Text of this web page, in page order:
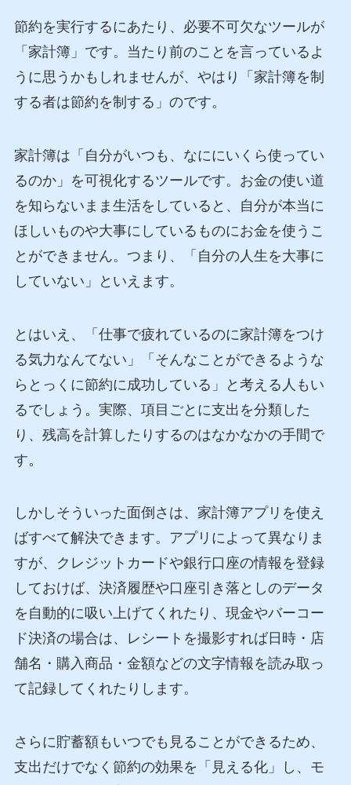
節約を実行するにあたり、必要不可欠なツールが
「家計簿」です。当たり前のことを言っているよ
うに思うかもしれませんが、やはり「家計簿を制
する者は節約を制する」のです。
家計簿は「自分がいつも、なににいくら使ってい
るのか」を可視化するツールです。お金の使い道
を知らないまま生活をしていると、自分が本当に
ほしいものや大事にしているものにお金を使うこ
とができません。つまり、「自分の人生を大事に
していない」といえます。
とはいえ、「仕事で疲れているのに家計簿をつけ
る気力なんてない」「そんなことができるような
らとっくに節約に成功している」と考える人もい
るでしょう。実際、項目ごとに支出を分類した
り、残高を計算したりするのはなかなかの手間で
す。
しかしそういった面倒さは、家計簿アプリを使え
ばすべて解決できます。アプリによって異なりま
すが、クレジットカードや銀行口座の情報を登録
しておけば、決済履歴や口座引き落としのデータ
を自動的に吸い上げてくれたり、現金やバーコー
ド決済の場合は、レシートを撮影すれば日時・店
舗名・購入商品・金額などの文字情報を読み取っ
て記録してくれたりします。
さらに貯蓄額もいつでも見ることができるため、
支出だけでなく節約の効果を「見える化」し、モ